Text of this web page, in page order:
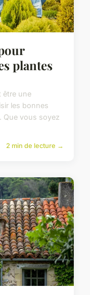
plantes
être une
les bonnes
Que vous soyez
2 min de lecture →